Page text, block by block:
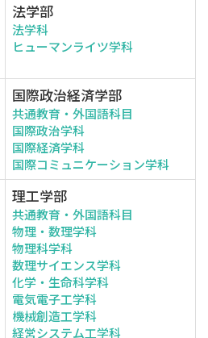
法学部
法学科
ヒューマンライツ学科
国際政治経済学部
共通教育・外国語科目
国際政治学科
国際経済学科
国際コミュニケーション学科
理工学部
共通教育・外国語科目
物理・数理学科
物理科学科
数理サイエンス学科
化学・生命科学科
電気電子工学科
機械創造工学科
経営システム工学科